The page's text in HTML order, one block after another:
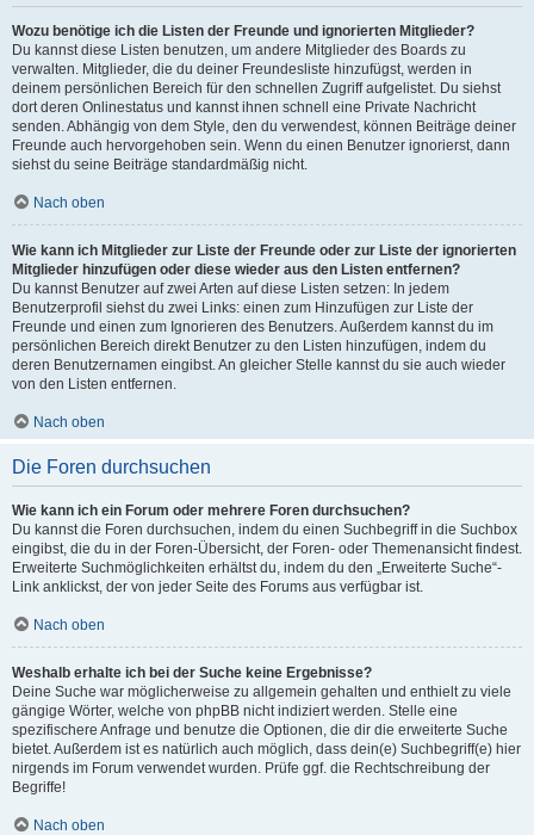
Wozu benötige ich die Listen der Freunde und ignorierten Mitglieder?
Du kannst diese Listen benutzen, um andere Mitglieder des Boards zu
verwalten. Mitglieder, die du deiner Freundesliste hinzufügst, werden in
deinem persönlichen Bereich für den schnellen Zugriff aufgelistet. Du siehst
dort deren Onlinestatus und kannst ihnen schnell eine Private Nachricht
senden. Abhängig von dem Style, den du verwendest, können Beiträge deiner
Freunde auch hervorgehoben sein. Wenn du einen Benutzer ignorierst, dann
siehst du seine Beiträge standardmäßig nicht.
Nach oben
Wie kann ich Mitglieder zur Liste der Freunde oder zur Liste der ignorierten
Mitglieder hinzufügen oder diese wieder aus den Listen entfernen?
Du kannst Benutzer auf zwei Arten auf diese Listen setzen: In jedem
Benutzerprofil siehst du zwei Links: einen zum Hinzufügen zur Liste der
Freunde und einen zum Ignorieren des Benutzers. Außerdem kannst du im
persönlichen Bereich direkt Benutzer zu den Listen hinzufügen, indem du
deren Benutzernamen eingibst. An gleicher Stelle kannst du sie auch wieder
von den Listen entfernen.
Nach oben
Die Foren durchsuchen
Wie kann ich ein Forum oder mehrere Foren durchsuchen?
Du kannst die Foren durchsuchen, indem du einen Suchbegriff in die Suchbox
eingibst, die du in der Foren-Übersicht, der Foren- oder Themenansicht findest.
Erweiterte Suchmöglichkeiten erhältst du, indem du den „Erweiterte Suche“-
Link anklickst, der von jeder Seite des Forums aus verfügbar ist.
Nach oben
Weshalb erhalte ich bei der Suche keine Ergebnisse?
Deine Suche war möglicherweise zu allgemein gehalten und enthielt zu viele
gängige Wörter, welche von phpBB nicht indiziert werden. Stelle eine
spezifischere Anfrage und benutze die Optionen, die dir die erweiterte Suche
bietet. Außerdem ist es natürlich auch möglich, dass dein(e) Suchbegriff(e) hier
nirgends im Forum verwendet wurden. Prüfe ggf. die Rechtschreibung der
Begriffe!
Nach oben